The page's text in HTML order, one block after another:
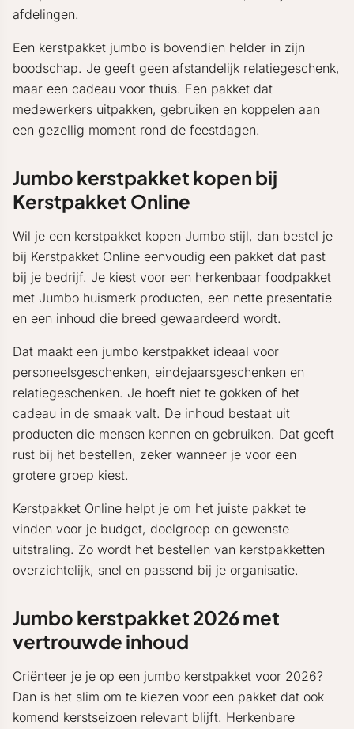
afdelingen.
Een kerstpakket jumbo is bovendien helder in zijn
boodschap. Je geeft geen afstandelijk relatiegeschenk,
maar een cadeau voor thuis. Een pakket dat
medewerkers uitpakken, gebruiken en koppelen aan
een gezellig moment rond de feestdagen.
Jumbo kerstpakket kopen bij
Kerstpakket Online
Wil je een kerstpakket kopen Jumbo stijl, dan bestel je
bij Kerstpakket Online eenvoudig een pakket dat past
bij je bedrijf. Je kiest voor een herkenbaar foodpakket
met Jumbo huismerk producten, een nette presentatie
en een inhoud die breed gewaardeerd wordt.
Dat maakt een jumbo kerstpakket ideaal voor
personeelsgeschenken, eindejaarsgeschenken en
relatiegeschenken. Je hoeft niet te gokken of het
cadeau in de smaak valt. De inhoud bestaat uit
producten die mensen kennen en gebruiken. Dat geeft
rust bij het bestellen, zeker wanneer je voor een
grotere groep kiest.
Kerstpakket Online helpt je om het juiste pakket te
vinden voor je budget, doelgroep en gewenste
uitstraling. Zo wordt het bestellen van kerstpakketten
overzichtelijk, snel en passend bij je organisatie.
Jumbo kerstpakket 2026 met
vertrouwde inhoud
Oriënteer je je op een jumbo kerstpakket voor 2026?
Dan is het slim om te kiezen voor een pakket dat ook
komend kerstseizoen relevant blijft. Herkenbare